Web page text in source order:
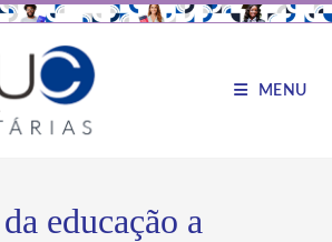
MENU
educação a